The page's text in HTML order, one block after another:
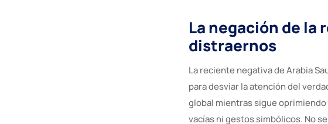
La negación de la
distraernos
La reciente negativa de Arabia
para desviar la atención del
global mientras sigue
vacías ni gestos simbólicos. No